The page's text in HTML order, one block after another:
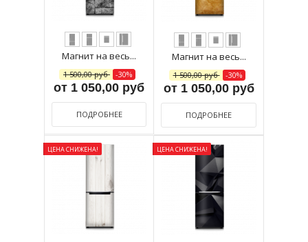
Магнит на весь...
1 500,00 руб -30%
от 1 050,00 руб
ПОДРОБНЕЕ
Магнит на весь...
1 500,00 руб -30%
от 1 050,00 руб
ПОДРОБНЕЕ
ЦЕНА СНИЖЕНА! ЦЕНА СНИЖЕНА!